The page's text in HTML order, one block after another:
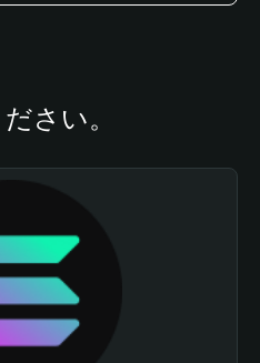
さい。